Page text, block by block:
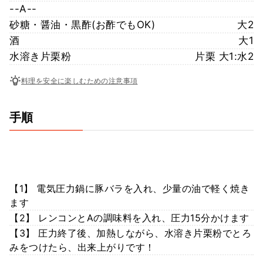
--A--
砂糖・醤油・黒酢(お酢でもOK)
大2
酒
大1
水溶き片栗粉
片栗 大1:水2
料理を安全に楽しむための注意事項
手順
【1】 電気圧力鍋に豚バラを入れ、少量の油で軽く焼き
ます
【2】 レンコンとAの調味料を入れ、圧力15分かけます
【3】 圧力終了後、加熱しながら、水溶き片栗粉でとろ
みをつけたら、出来上がりです！